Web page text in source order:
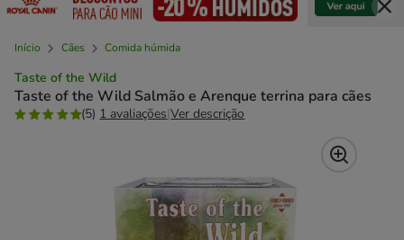
Início Cães Comida húmida
Taste of the Wild
Taste of the Wild Salmão e Arenque terrina para cães
(5) 1 avaliações|Ver descrição